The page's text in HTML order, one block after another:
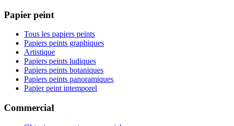
Papier peint
Tous les papiers peints
Papiers peints graphiques
Artistique
Papiers peints ludiques
Papiers peints botaniques
Papiers peints panoramiques
Papier peint intemporel
Commercial